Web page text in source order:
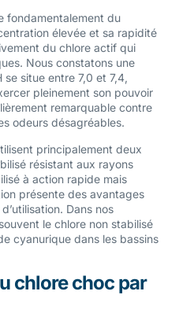
fondamentalement du
élevée et sa rapidité
du chlore actif qui
Nous constatons une
situe entre 7,0 et 7,4,
pleinement son pouvoir
remarquable contre
odeurs désagréables.
principalement deux
résistant aux rayons
à action rapide mais
présente des avantages
Dans nos
le chlore non stabilisé
cyanurique dans les bassins
chlore choc par